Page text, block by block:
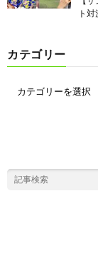
ト
カテゴリー